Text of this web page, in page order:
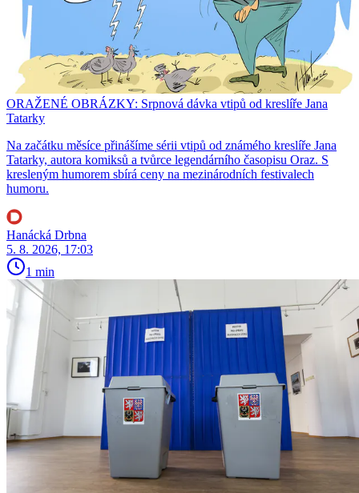
ORAŽENÉ OBRÁZKY: Srpnová dávka vtipů od kreslíře Jana
Tatarky
Na začátku měsíce přinášíme sérii vtipů od známého kreslíře Jana
Tatarky, autora komiksů a tvůrce legendárního časopisu Oraz. S
kresleným humorem sbírá ceny na mezinárodních festivalech
humoru.
Hanácká Drbna
5. 8. 2026, 17:03
1 min